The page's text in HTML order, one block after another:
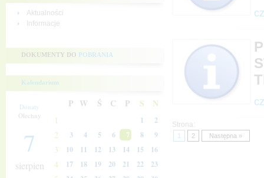
Aktualności
Informacje
DOKUMENTY DO POBRANIA
Kalendarium
Donaty
Olechny
7
sierpien
P W Ś C P S N
1 1 2
2 3 4 5 6 7 8 9
3 10 11 12 13 14 15 16
4 17 18 19 20 21 22 23
Strona:
1 2 Następna »